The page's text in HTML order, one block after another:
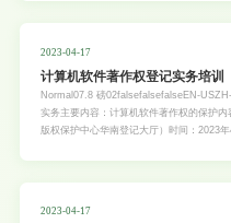
2023-04-17
计算机软件著作权登记实务培训
Normal07.8 磅02falsefalsefalseEN-
实务主要内容：计算机软件著作权的保护
版权保护中心华南登记大厅）时间：2023
被评为优秀员工，岗位能手。 欢迎各位老
2023-04-17